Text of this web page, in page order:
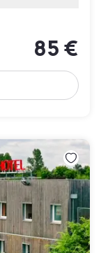
85 €